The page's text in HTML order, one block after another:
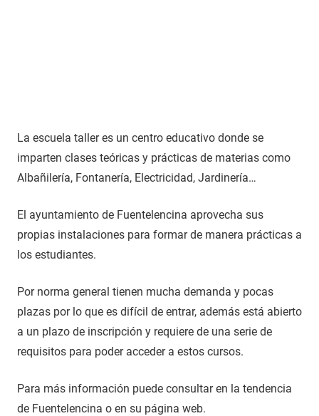
La escuela taller es un centro educativo donde se
imparten clases teóricas y prácticas de materias como
Albañilería, Fontanería, Electricidad, Jardinería…
El ayuntamiento de Fuentelencina aprovecha sus
propias instalaciones para formar de manera prácticas a
los estudiantes.
Por norma general tienen mucha demanda y pocas
plazas por lo que es difícil de entrar, además está abierto
a un plazo de inscripción y requiere de una serie de
requisitos para poder acceder a estos cursos.
Para más información puede consultar en la tendencia
de Fuentelencina o en su página web.